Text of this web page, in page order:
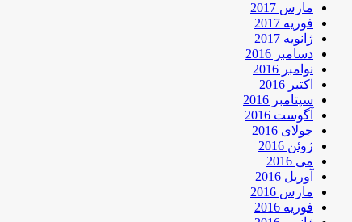
مارس 2017
فوریه 2017
ژانویه 2017
دسامبر 2016
نوامبر 2016
اکتبر 2016
سپتامبر 2016
آگوست 2016
جولای 2016
ژوئن 2016
می 2016
آوریل 2016
مارس 2016
فوریه 2016